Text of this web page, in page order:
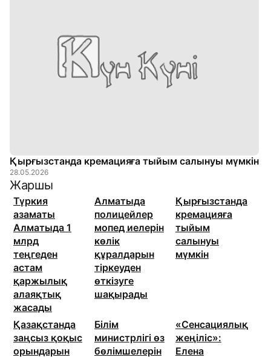
Қырғызстанда кремацияға тыйым салынуы мүмкін
28.05.2026
Жаршы
Түркия
азаматы
Алматыда 1
млрд
теңгеден
астам
қаржылық
алаяқтық
жасады
Алматыда
полицейлер
мопед иелерін
көлік
құралдарын
тіркеуден
өткізуге
шақырады
Қырғызстанда
кремацияға
тыйым
салынуы
мүмкін
Қазақстанда
заңсыз қоқыс
орындарын
Білім
министрлігі өз
бөлімшелерін
«Сенсациялық
жеңіліс»:
Елена